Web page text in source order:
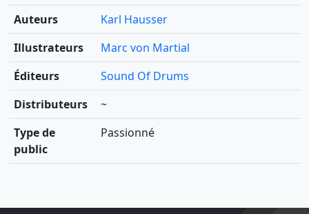
Auteurs
Karl Hausser
Illustrateurs
Marc von Martial
Éditeurs
Sound Of Drums
Distributeurs
~
Type de
public
Passionné